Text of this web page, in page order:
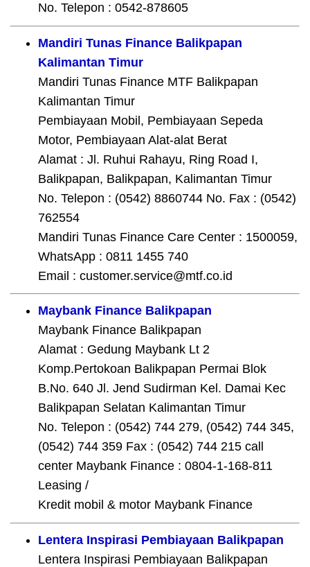
No. Telepon : 0542-878605
Mandiri Tunas Finance Balikpapan
Kalimantan Timur
Mandiri Tunas Finance MTF Balikpapan
Kalimantan Timur
Pembiayaan Mobil, Pembiayaan Sepeda
Motor, Pembiayaan Alat-alat Berat
Alamat : Jl. Ruhui Rahayu, Ring Road I,
Balikpapan, Balikpapan, Kalimantan Timur
No. Telepon : (0542) 8860744 No. Fax : (0542)
762554
Mandiri Tunas Finance Care Center : 1500059,
WhatsApp : 0811 1455 740
Email : customer.service@mtf.co.id
Maybank Finance Balikpapan
Maybank Finance Balikpapan
Alamat : Gedung Maybank Lt 2
Komp.Pertokoan Balikpapan Permai Blok
B.No. 640 Jl. Jend Sudirman Kel. Damai Kec
Balikpapan Selatan Kalimantan Timur
No. Telepon : (0542) 744 279, (0542) 744 345,
(0542) 744 359 Fax : (0542) 744 215 call
center Maybank Finance : 0804-1-168-811
Leasing /
Kredit mobil & motor Maybank Finance
Lentera Inspirasi Pembiayaan Balikpapan
Lentera Inspirasi Pembiayaan Balikpapan